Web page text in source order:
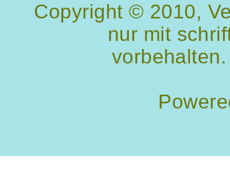
Copyright © 2010,
nur mit